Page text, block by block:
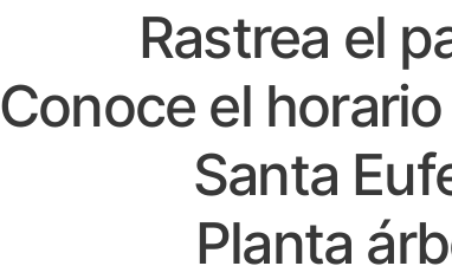
Rastrea el
Conoce el
Santa
Planta